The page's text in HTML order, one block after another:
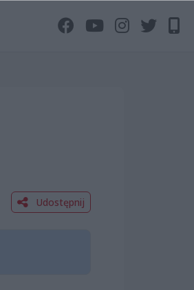
Udostępnij